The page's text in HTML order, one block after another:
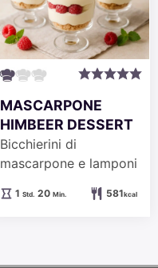
MASCARPONE
HIMBEER DESSERT
Bicchierini di
mascarpone e lamponi
1Stunde
Std. 20Minuten
Min. 581kcal